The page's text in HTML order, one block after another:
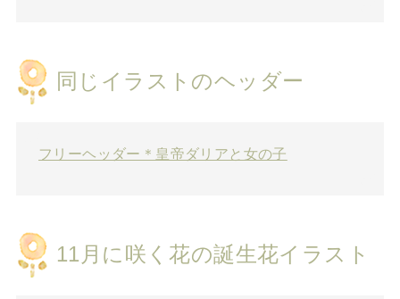
同じイラストのヘッダー
フリーヘッダー＊皇帝ダリアと女の子
11月に咲く花の誕生花イラスト